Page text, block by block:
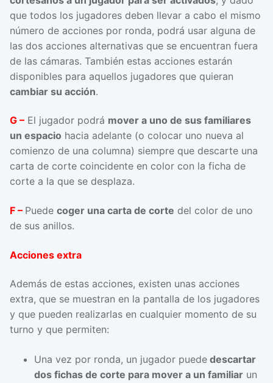
que todos los jugadores deben llevar a cabo el mismo
número de acciones por ronda, podrá usar alguna de
las dos acciones alternativas que se encuentran fuera
de las cámaras. También estas acciones estarán
disponibles para aquellos jugadores que quieran
cambiar su acción.
G – El jugador podrá mover a uno de sus familiares
un espacio hacia adelante (o colocar uno nueva al
comienzo de una columna) siempre que descarte una
carta de corte coincidente en color con la ficha de
corte a la que se desplaza.
F – Puede coger una carta de corte del color de uno
de sus anillos.
Acciones extra
Además de estas acciones, existen unas acciones
extra, que se muestran en la pantalla de los jugadores
y que pueden realizarlas en cualquier momento de su
turno y que permiten:
Una vez por ronda, un jugador puede descartar
dos fichas de corte para mover a un familiar un